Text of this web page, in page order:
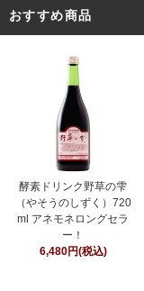
おすすめ商品
酵素ドリンク野草の雫
（やそうのしずく）720
ml アネモネロングセラ
ー！
6,480円(税込)